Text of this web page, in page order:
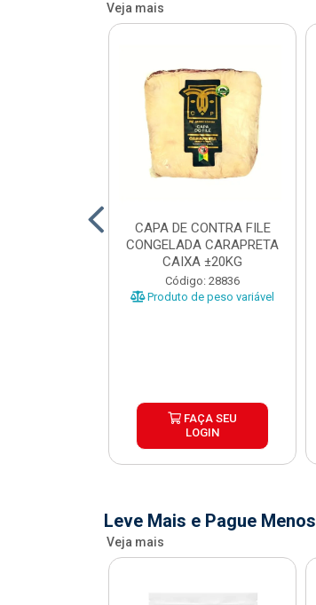
Veja mais
CAPA DE CONTRA FILE
CONGELADA CARAPRETA
CAIXA ±20KG
Código: 28836
Produto de peso variável
FAÇA SEU
LOGIN
Leve Mais e Pague Menos
Veja mais